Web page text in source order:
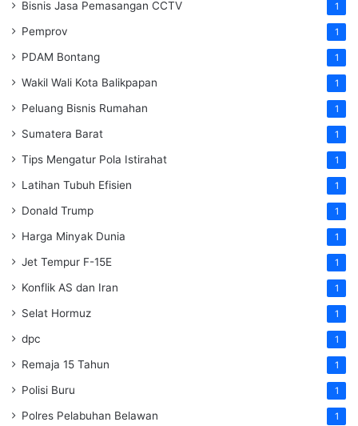
Bisnis Jasa Pemasangan CCTV 1
Pemprov 1
PDAM Bontang 1
Wakil Wali Kota Balikpapan 1
Peluang Bisnis Rumahan 1
Sumatera Barat 1
Tips Mengatur Pola Istirahat 1
Latihan Tubuh Efisien 1
Donald Trump 1
Harga Minyak Dunia 1
Jet Tempur F-15E 1
Konflik AS dan Iran 1
Selat Hormuz 1
dpc 1
Remaja 15 Tahun 1
Polisi Buru 1
Polres Pelabuhan Belawan 1